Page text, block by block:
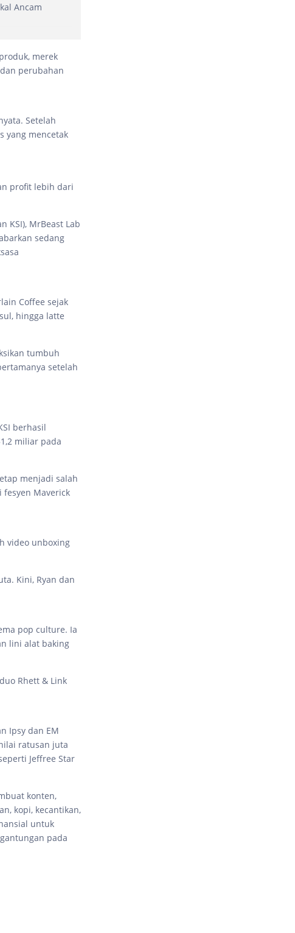
Ancam
merek
perubahan
Setelah
yang mencetak
profit lebih dari
KSI), MrBeast Lab
sedang
Coffee sejak
hingga latte
tumbuh
setelah
berhasil
miliar pada
menjadi salah
Maverick
video unboxing
Kini, Ryan dan
pop culture. Ia
lini alat baking
Rhett & Link
Ipsy dan EM
ratusan juta
Jeffree Star
konten,
kopi, kecantikan,
untuk
pada